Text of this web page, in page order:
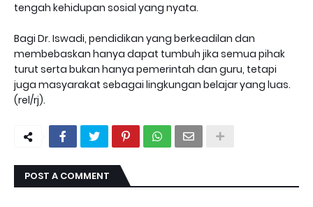
tengah kehidupan sosial yang nyata.
Bagi Dr. Iswadi, pendidikan yang berkeadilan dan
membebaskan hanya dapat tumbuh jika semua pihak
turut serta bukan hanya pemerintah dan guru, tetapi
juga masyarakat sebagai lingkungan belajar yang luas.
(rel/rj).
POST A COMMENT